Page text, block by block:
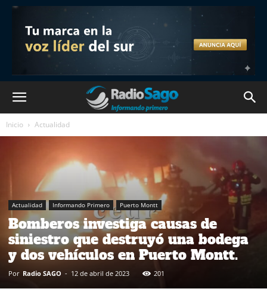
Inicio Actualidad
Actualidad Informando Primero Puerto Montt
Bomberos investiga causas de
siniestro que destruyó una bodega
y dos vehículos en Puerto Montt.
Por Radio SAGO - 12 de abril de 2023 201